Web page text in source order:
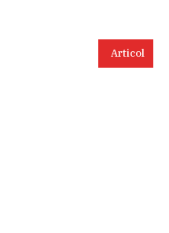
Articol